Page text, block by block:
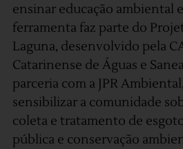
ensinar educação ambiental
ferramenta faz parte do
Laguna, desenvolvido pela
Catarinense de Águas e
parceria com a JPR
sensibilizar a comunidade
coleta e tratamento de
pública e conservação